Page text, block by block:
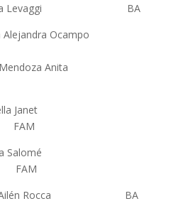
Levaggi BA
Ocampo
Anita
Janet
Ailén Rocca BA